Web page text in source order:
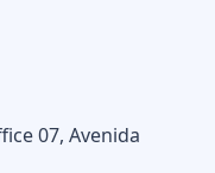
07, Avenida